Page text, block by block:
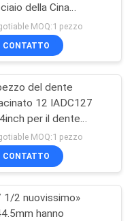
del
della Cina
PDC per
petrolifera
MOQ:1 pezzo
CONTATTO
del dente
12 IADC127
per il dente
della fabbrica
tagliente di cono ha
la trivellazione
MOQ:1 pezzo
CONTATTO
1/2 nuovissimo»
hanno